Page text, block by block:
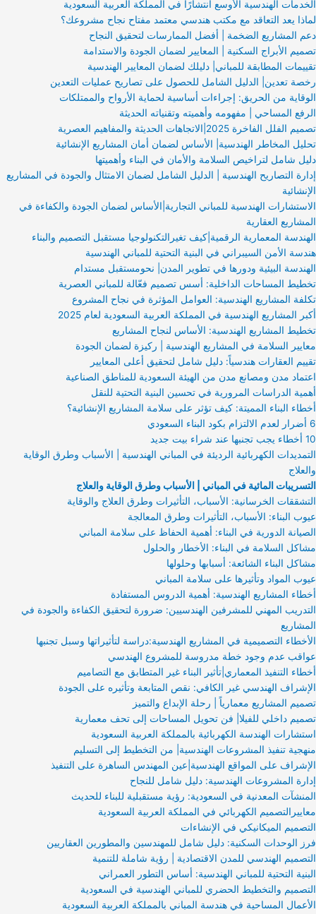
الخدمات الهندسية الأوسع انتشارًا في المملكة العربية السعودية
لماذا يعد التعاقد مع مكتب هندسي معتمد مفتاح نجاح مشروعك؟
دعم المشاريع الضخمة | أفضل الممارسات لتحقيق النجاح
تصميم الأبراج السكنية | المعايير لضمان الجودة والاستدامة
تقييمات المطابقة للمباني| دليلك لضمان المعايير الهندسية
رخصة تعدين| الدليل الشامل للحصول على تصاريح عمليات التعدين
الوقاية من الحريق: إجراءات أساسية لحماية الأرواح والممتلكات
الرفع المساحي | مفهومه وأهميته وتقنياته الحديثة
تصميم الفلل الفاخرة 2025|الاتجاهات الحديثة والمفاهيم العصرية
تحليل المخاطر الهندسية| الأساس لضمان أمان المشاريع الإنشائية
دليل شامل لتراخيص السلامة والأمان في البناء وأهميتها
إدارة التصاريح الهندسية | الدليل الشامل لضمان الامتثال والجودة في المشاريع
الإنشائية
الاستشارات الهندسية للمباني التجارية|الأساس لضمان الجودة والكفاءة في
المشاريع العقارية
الهندسة المعمارية الرقمية|كيف تغيرالتكنولوجيا مستقبل التصميم والبناء
هندسة الأمن السيبراني في البنية التحتية للمباني الهندسية
الهندسة البيئية ودورها في تطوير المدن| نحومستقبل مستدام
تخطيط المساحات الداخلية: أسس تصميم فعّالة للمباني العصرية
تكلفة المشاريع الهندسية: العوامل المؤثرة في نجاح المشروع
أكبر المشاريع الهندسية في المملكة العربية السعودية لعام 2025
تخطيط المشاريع الهندسية: الأساس لنجاح المشاريع
معايير السلامة في المشاريع الهندسية | ركيزة لضمان الجودة
تقييم العقارات هندسياً: دليل شامل لتحقيق أعلى المعايير
اعتماد مدن ومصانع مدن من الهيئة السعودية للمناطق الصناعية
أهمية الدراسات المرورية في تحسين البنية التحتية للنقل
أخطاء البناء المميتة: كيف تؤثر على سلامة المشاريع الإنشائية؟
6 أضرار لعدم الالتزام بكود البناء السعودي
10 أخطاء يجب تجنبها عند شراء بيت جديد
التمديدات الكهربائية الرديئة في المباني الهندسية | الأسباب وطرق الوقاية
والعلاج
التسريبات المائية في المباني | الأسباب وطرق الوقاية والعلاج
التشققات الخرسانية: الأسباب، التأثيرات وطرق العلاج والوقاية
عيوب البناء: الأسباب، التأثيرات وطرق المعالجة
الصيانة الدورية في البناء: أهمية الحفاظ على سلامة المباني
مشاكل السلامة في البناء: الأخطار والحلول
مشاكل البناء الشائعة: أسبابها وحلولها
عيوب المواد وتأثيرها على سلامة المباني
أخطاء المشاريع الهندسية: أهمية الدروس المستفادة
التدريب المهني للمشرفين الهندسيين: ضرورة لتحقيق الكفاءة والجودة في
المشاريع
الأخطاء التصميمية في المشاريع الهندسية:دراسة لتأثيراتها وسبل تجنبها
عواقب عدم وجود خطة مدروسة للمشروع الهندسي
أخطاء التنفيذ المعماري|تأثير البناء غير المتطابق مع التصاميم
الإشراف الهندسي غير الكافي: نقص المتابعة وتأثيره على الجودة
تصميم المشاريع معمارياً | رحلة الإبداع والتميز
تصميم داخلي للفيلا| فن تحويل المساحات إلى تحف معمارية
استشارات الهندسة الكهربائية بالمملكة العربية السعودية
منهجية تنفيذ المشروعات الهندسية| من التخطيط إلى التسليم
الإشراف على المواقع الهندسية|عين المهندس الساهرة على التنفيذ
إدارة المشروعات الهندسية: دليل شامل للنجاح
المنشآت المعدنية في السعودية: رؤية مستقبلية للبناء للحديث
معاييرالتصميم الكهربائي في المملكة العربية السعودية
التصميم الميكانيكي في الإنشاءات
فرز الوحدات السكنية: دليل شامل للمهندسين والمطورين العقاريين
التصميم الهندسي للمدن الاقتصادية | رؤية شاملة للتنمية
البنية التحتية للمباني الهندسية: أساس التطور العمراني
التصميم والتخطيط الحضري للمباني الهندسية في السعودية
الأعمال المساحية في هندسة المباني بالمملكة العربية السعودية